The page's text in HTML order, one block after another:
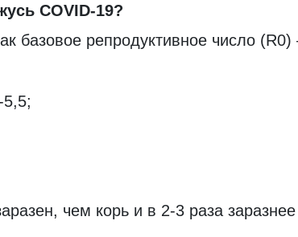
COVID-19?
базовое репродуктивное число
5,5;
чем корь и в 2-3 раза заразнее